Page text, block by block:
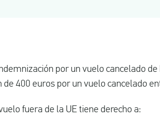
por un vuelo cancelado
de 400 euros por un vuelo cancelado
fuera de la UE tiene derecho a: